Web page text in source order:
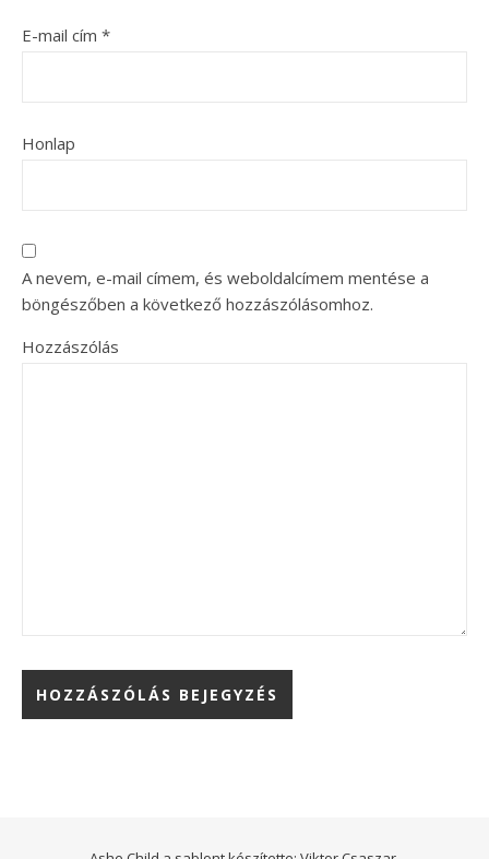
E-mail cím *
Honlap
A nevem, e-mail címem, és weboldalcímem mentése a
böngészőben a következő hozzászólásomhoz.
Hozzászólás